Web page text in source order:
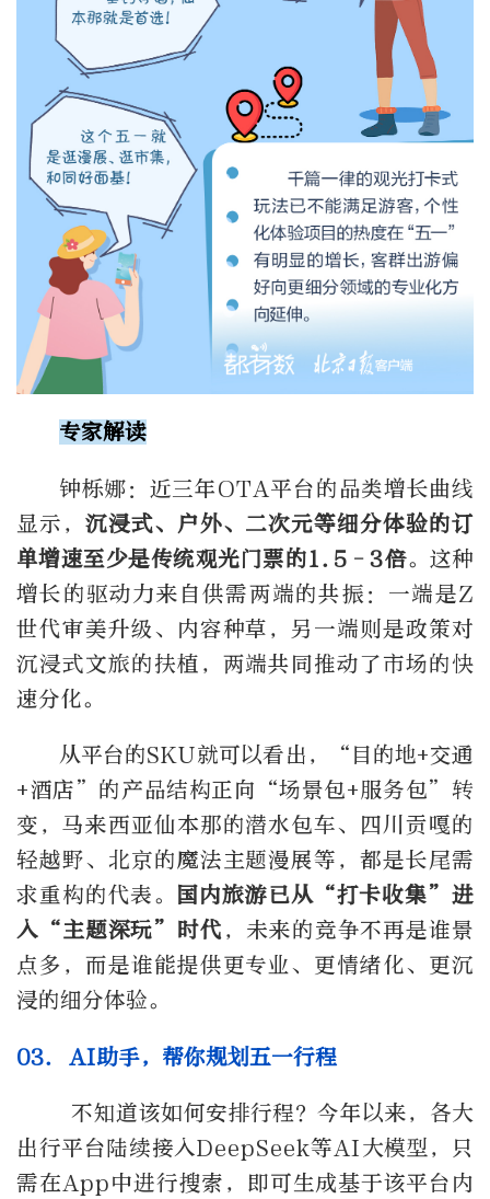
专家解读
钟栎娜：近三年OTA平台的品类增长曲线
显示， 沉浸式、户外、二次元等细分体验的订
单增速至少是传统观光门票的1.5 –3倍。这种
增长的驱动力来自供需两端的共振：一端是Z
世代审美升级、内容种草，另一端则是政策对
沉浸式文旅的扶植，两端共同推动了市场的快
速分化。
从平台的SKU就可以看出，“目的地+交通
+酒店”的产品结构正向“场景包+服务包”转
变，马来西亚仙本那的潜水包车、四川贡嘎的
轻越野、北京的魔法主题漫展等，都是长尾需
求重构的代表。 国内旅游已从“打卡收集”进
入“主题深玩”时代 ，未来的竞争不再是谁景
点多，而是谁能提供更专业、更情绪化、更沉
浸的细分体验。
03. AI助手，帮你规划五一行程
不知道该如何安排行程？今年以来，各大
出行平台陆续接入DeepSeek等AI大模型，只
需在App中进行搜索，即可生成基于该平台内